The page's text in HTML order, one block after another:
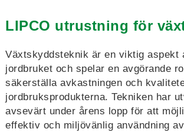
LIPCO utrustning för
Växtskyddsteknik är en viktig aspekt
jordbruket och spelar en avgörande
säkerställa avkastningen och
jordbruksprodukterna. Tekniken har
avsevärt under årens lopp för att
effektiv och miljövänlig användning av